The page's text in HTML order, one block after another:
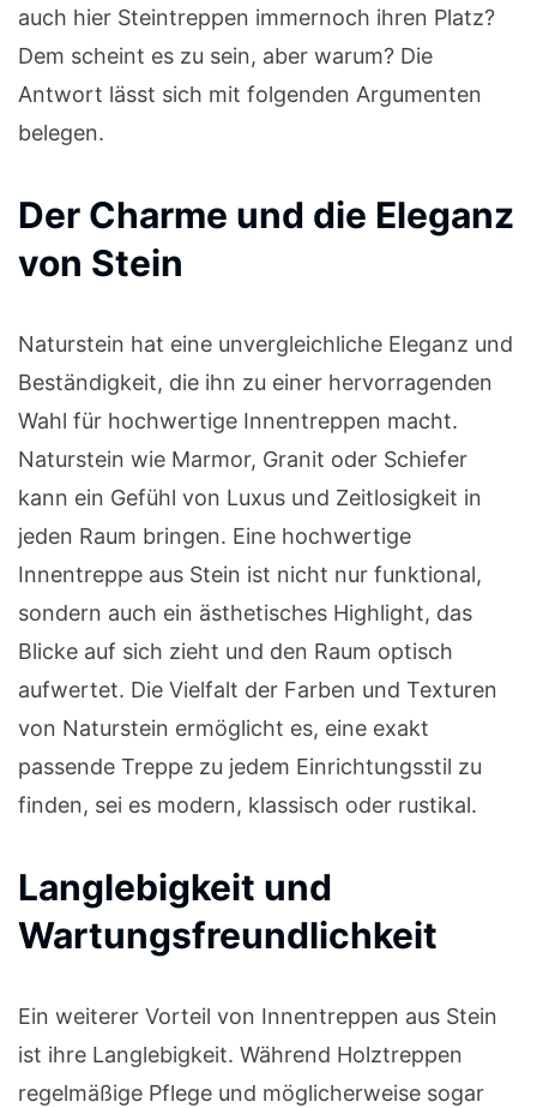
auch hier Steintreppen immernoch ihren Platz?
Dem scheint es zu sein, aber warum? Die
Antwort lässt sich mit folgenden Argumenten
belegen.
Der Charme und die Eleganz
von Stein
Naturstein hat eine unvergleichliche Eleganz und
Beständigkeit, die ihn zu einer hervorragenden
Wahl für hochwertige Innentreppen macht.
Naturstein wie Marmor, Granit oder Schiefer
kann ein Gefühl von Luxus und Zeitlosigkeit in
jeden Raum bringen. Eine hochwertige
Innentreppe aus Stein ist nicht nur funktional,
sondern auch ein ästhetisches Highlight, das
Blicke auf sich zieht und den Raum optisch
aufwertet. Die Vielfalt der Farben und Texturen
von Naturstein ermöglicht es, eine exakt
passende Treppe zu jedem Einrichtungsstil zu
finden, sei es modern, klassisch oder rustikal.
Langlebigkeit und
Wartungsfreundlichkeit
Ein weiterer Vorteil von Innentreppen aus Stein
ist ihre Langlebigkeit. Während Holztreppen
regelmäßige Pflege und möglicherweise sogar